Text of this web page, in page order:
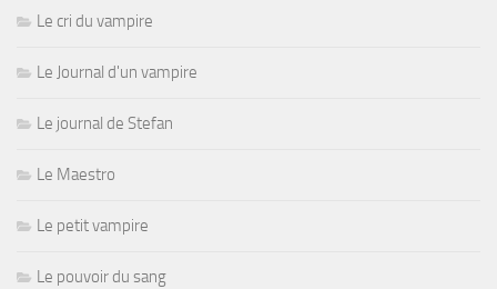
Le cri du vampire
Le Journal d'un vampire
Le journal de Stefan
Le Maestro
Le petit vampire
Le pouvoir du sang